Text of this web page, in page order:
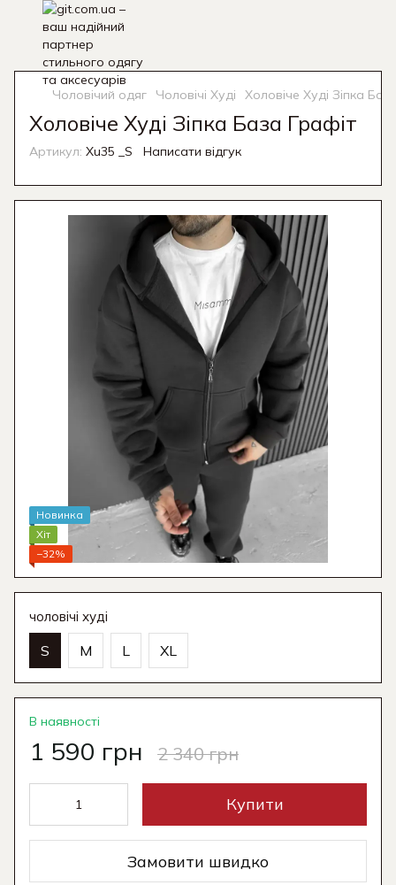
Чоловічий одяг Чоловічі Худі Холовіче Худі Зіпка
Холовіче Худі Зіпка База Графіт
Артикул: Xu35 _S Написати відгук
Новинка
Хіт
−32%
чоловічі худі
S M L XL
В наявності
1 590 грн 2 340 грн
Купити
Замовити швидко